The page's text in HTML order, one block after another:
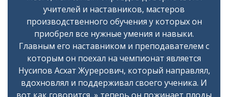
учителей и наставников, мастеров
производственного обучения у которых он
приобрел все нужные умения и навыки.
Главным его наставником и преподавателем с
которым он поехал на чемпионат является
Нусипов Асхат Журерович, который направлял,
вдохновлял и поддерживал своего ученика. И